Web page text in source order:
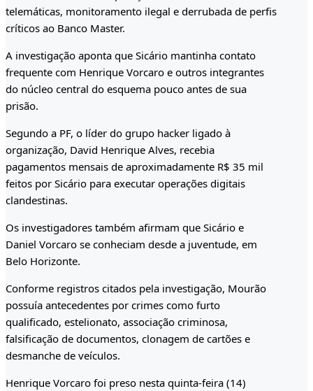
telemáticas, monitoramento ilegal e derrubada de perfis
críticos ao Banco Master.
A investigação aponta que Sicário mantinha contato
frequente com Henrique Vorcaro e outros integrantes
do núcleo central do esquema pouco antes de sua
prisão.
Segundo a PF, o líder do grupo hacker ligado à
organização, David Henrique Alves, recebia
pagamentos mensais de aproximadamente R$ 35 mil
feitos por Sicário para executar operações digitais
clandestinas.
Os investigadores também afirmam que Sicário e
Daniel Vorcaro se conheciam desde a juventude, em
Belo Horizonte.
Conforme registros citados pela investigação, Mourão
possuía antecedentes por crimes como furto
qualificado, estelionato, associação criminosa,
falsificação de documentos, clonagem de cartões e
desmanche de veículos.
Henrique Vorcaro foi preso nesta quinta-feira (14)